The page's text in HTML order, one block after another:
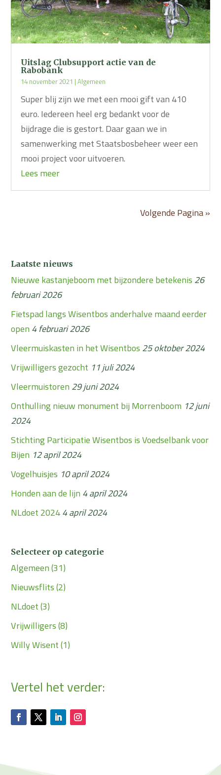
Uitslag Clubsupport actie van de
Rabobank
14 november 2021 |Algemeen
Super blij zijn we met een mooi gift van 410
euro. Iedereen heel erg bedankt voor de
bijdrage die is gestort. Daar gaan we in
samenwerking met Staatsbosbeheer weer een
mooi project voor uitvoeren.
Lees meer
Volgende Pagina »
Laatste nieuws
Nieuwe kastanjeboom met bijzondere betekenis26
februari 2026
Fietspad langs Wisentbos anderhalve maand eerder
open4 februari 2026
Vleermuiskasten in het Wisentbos25 oktober 2024
Vrijwilligers gezocht 11 juli 2024
Vleermuistoren29 juni 2024
Onthulling nieuw monument bij Morrenboom 12 juni
2024
Stichting Participatie Wisentbos is Voedselbank voor
Bijen 12 april 2024
Vogelhuisjes 10 april 2024
Honden aan de lijn4 april 2024
NLdoet 20244 april 2024
Selecteer op categorie
Algemeen(31)
Nieuwsflits(2)
NLdoet(3)
Vrijwilligers(8)
Willy Wisent(1)
Vertel het verder: